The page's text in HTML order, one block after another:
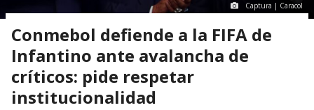
Captura | Caracol
Conmebol defiende a la FIFA de
Infantino ante avalancha de
críticos: pide respetar
institucionalidad